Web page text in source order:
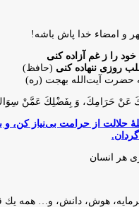
و امضاء خدا پاش باشه!
خود را ز غم آزاده کنی
روزی ننهاده کنی (حافظ)
حضرت آیت‌الله بهجت (ره)
عَنْ حَرَامِكَ، وَ بِفَضْلِكَ عَمَّنْ
حلالت از حرامت بی‌نیاز کن،
هر انسان
هوش، دانش، و… همه يك